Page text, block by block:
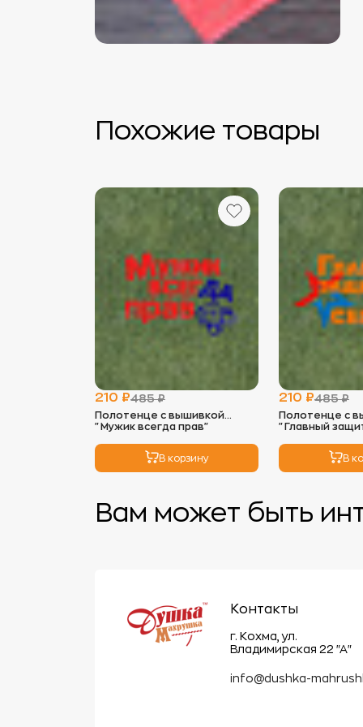
Похожие товары
210 ₽485 ₽
Полотенце с вышивкой
"Мужик всегда прав"
В корзину
210 ₽485 ₽
Полотенце с
"Главный
В
Вам может быть
Контакты
г. Кохма, ул.
Владимирская 22 "А"
info@dushka-